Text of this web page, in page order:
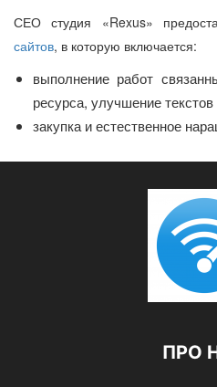
СЕО студия
«Rexus»
сайтов, в которую включается:
выполнение работ
ресурса, улучшение текстов
закупка и естественное
ПРО